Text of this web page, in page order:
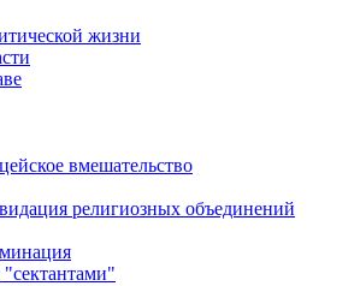
жизни
вмешательство
религиозных объединений